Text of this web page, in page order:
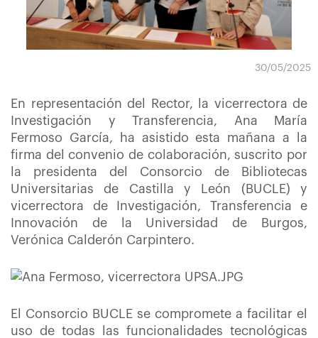
30/05/2025
En representación del Rector, la vicerrectora de
Investigación y Transferencia, Ana María
Fermoso García, ha asistido esta mañana a la
firma del convenio de colaboración, suscrito por
la presidenta del Consorcio de Bibliotecas
Universitarias de Castilla y León (BUCLE) y
vicerrectora de Investigación, Transferencia e
Innovación de la Universidad de Burgos,
Verónica Calderón Carpintero.
El Consorcio BUCLE se compromete a facilitar el
uso de todas las funcionalidades tecnológicas